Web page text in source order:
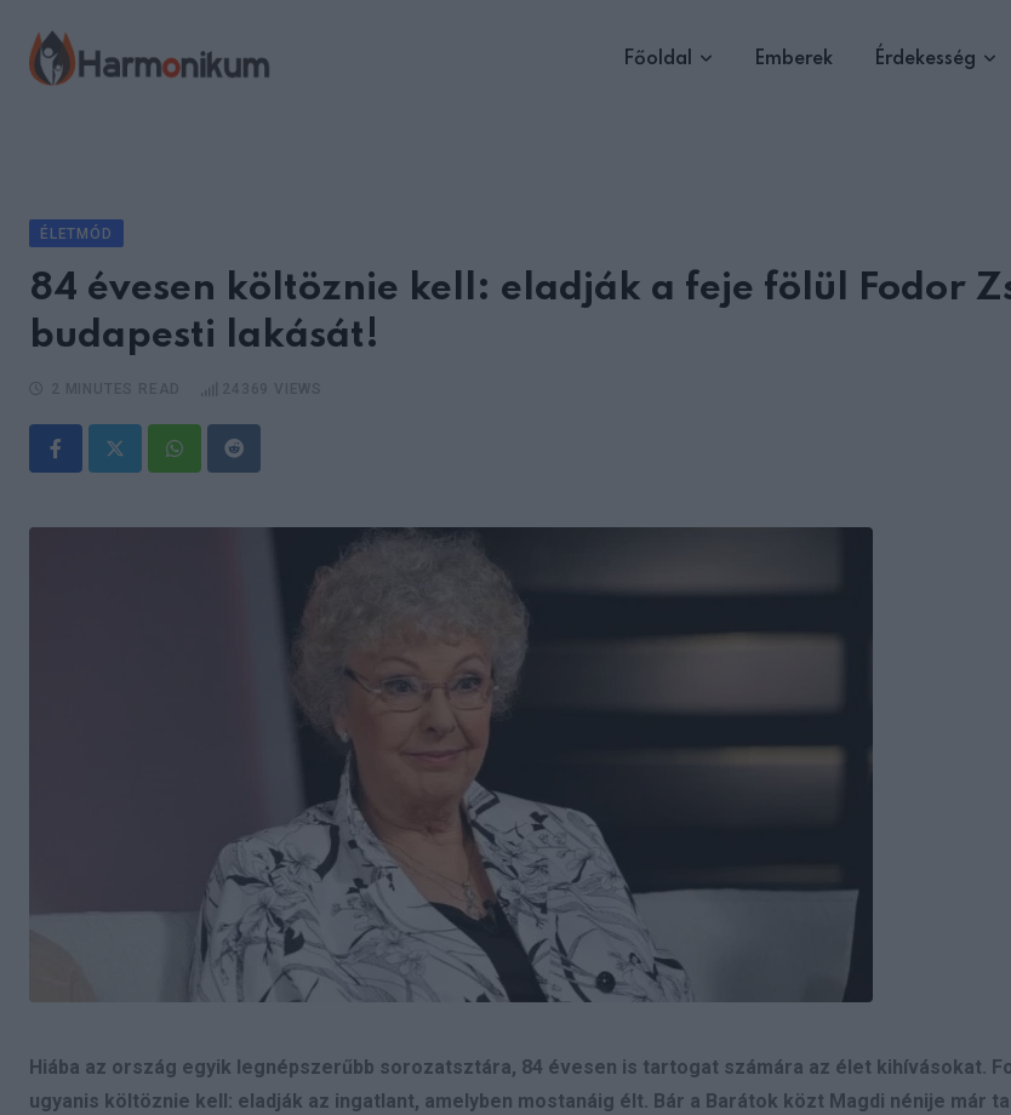
content
Főoldal Emberek Érdekesség
ÉLETMÓD
84 évesen költöznie kell: eladják a feje fölül Fodor
budapesti lakását!
WhatsappReddit
Hiába az ország egyik legnépszerűbb sorozatsztára, 84 évesen is tartogat számára az élet kihívásokat.
ugyanis költöznie kell: eladják az ingatlant, amelyben mostanáig élt. Bár a Barátok közt Magdi nénije már